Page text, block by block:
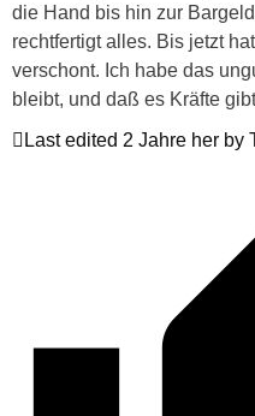
die Hand bis hin zur
rechtfertigt alles. Bis jetzt
verschont. Ich habe das
bleibt, und daß es Kräfte
Last edited 2 Jahre her by